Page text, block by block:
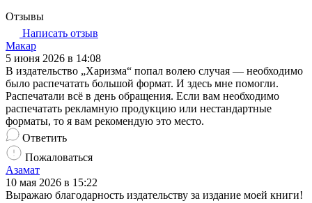
Отзывы
Написать отзыв
Макар
5 июня 2026 в 14:08
В издательство „Харизма“ попал волею случая — необходимо
было распечатать большой формат. И здесь мне помогли.
Распечатали всё в день обращения. Если вам необходимо
распечатать рекламную продукцию или нестандартные
форматы, то я вам рекомендую это место.
Ответить
Пожаловаться
Азамат
10 мая 2026 в 15:22
Выражаю благодарность издательству за издание моей книги!